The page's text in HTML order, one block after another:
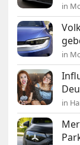
in
in
in